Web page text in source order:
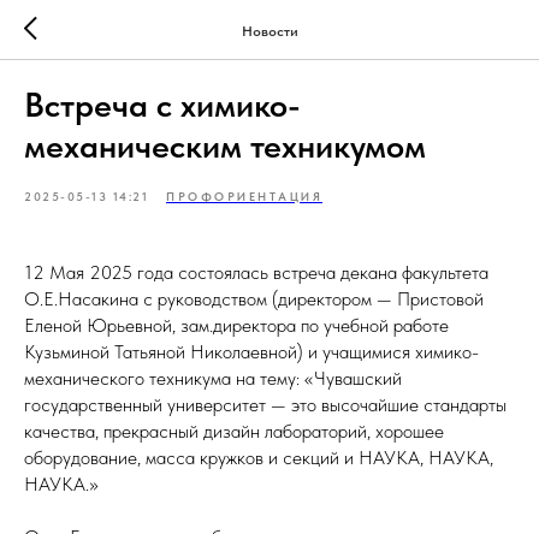
Новости
Встреча с химико-
механическим техникумом
2025-05-13 14:21 ПРОФОРИЕНТАЦИЯ
12 Мая 2025 года состоялась встреча декана факультета
О.Е.Насакина с руководством (директором — Пристовой
Еленой Юрьевной, зам.директора по учебной работе
Кузьминой Татьяной Николаевной) и учащимися химико-
механического техникума на тему: «Чувашский
государственный университет — это высочайшие стандарты
качества, прекрасный дизайн лабораторий, хорошее
оборудование, масса кружков и секций и НАУКА, НАУКА,
НАУКА.»